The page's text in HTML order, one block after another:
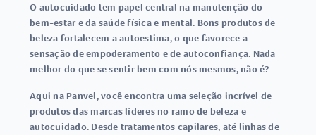
O autocuidado tem papel central na manutenção do
bem-estar e da saúde física e mental. Bons produtos de
beleza fortalecem a autoestima, o que favorece a
sensação de empoderamento e de autoconfiança. Nada
melhor do que se sentir bem com nós mesmos, não é?
Aqui na Panvel, você encontra uma seleção incrível de
produtos das marcas líderes no ramo de beleza e
autocuidado. Desde tratamentos capilares, até linhas de